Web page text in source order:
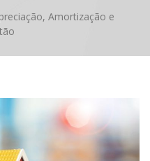
Amortização e